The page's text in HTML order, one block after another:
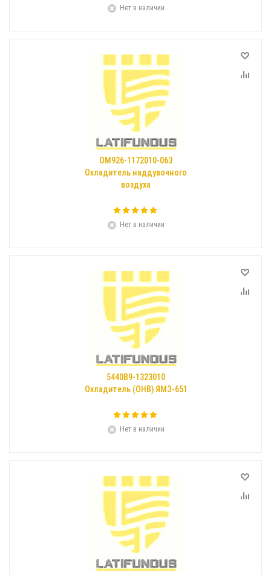
Нет в наличии
ОМ926-1172010-063
Охладитель наддувочного
воздуха
Нет в наличии
5440В9-1323010
Охладитель (ОНВ) ЯМЗ-651
Нет в наличии